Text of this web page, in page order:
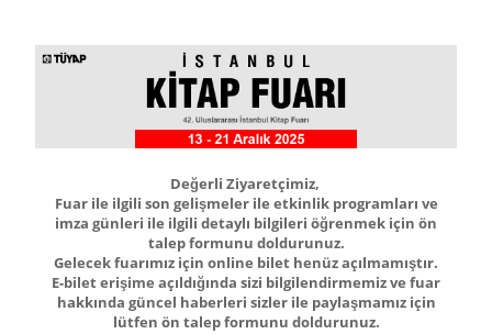
Değerli Ziyaretçimiz,
Fuar ile ilgili son gelişmeler ile etkinlik programları ve
imza günleri ile ilgili detaylı bilgileri öğrenmek için ön
talep formunu doldurunuz.
Gelecek fuarımız için online bilet henüz açılmamıştır.
E-bilet erişime açıldığında sizi bilgilendirmemiz ve fuar
hakkında güncel haberleri sizler ile paylaşmamız için
lütfen ön talep formunu doldurunuz.